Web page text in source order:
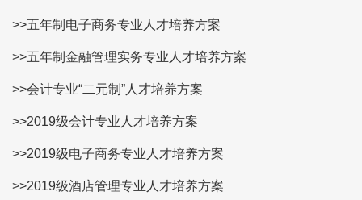
>>五年制电子商务专业人才培养方案
>>五年制金融管理实务专业人才培养方案
>>会计专业“二元制”人才培养方案
>>2019级会计专业人才培养方案
>>2019级电子商务专业人才培养方案
>>2019级酒店管理专业人才培养方案